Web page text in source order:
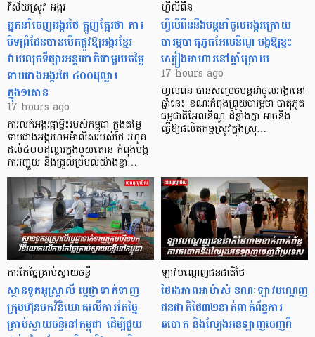
វិស័យស្រូវ អង្ករ
អ្នកនាំចេញអង្ករថៃ ត្អូញត្អែរថា ការ
បិទព្រំដែនបានបើកផ្លូវឱ្យអង្ករខ្មែរ
វាយលុកទីផ្សារអន្តរជាតិជាមួយតម្លៃ
ទាបជាងអង្ករថៃ ៤០០ដុល្លារ
ក្នុង១តោន
17 hours ago
ការលក់អង្ករផ្កាម្លិះរបស់កម្ពុជា ក្នុងតម្លៃ
ទាបជាងអង្ករហមម៉ាលិសរបស់ថៃ រហូត
ដល់៤០០ដុល្លារក្នុងមួយតោន កំពុងបង្ក
ការរញ្ជួយ និងជ្រួលច្របល់យ៉ាងខ្លា…
ហ្វីលីពីន
ហ្វីលីពីននឹងបន្តនាំចូលអង្ករក្រោយ
បារម្ភបាតុភូតអែលនីណូ បង្កឱ្យខ្វះ
ស្បៀងអាហារនៅឆ្នាំក្រោយ
17 hours ago
ហ្វីលីពីន បាន​សម្រេចបន្តនាំចូលអង្ករនៅ
ឆ្នាំនេះ ខណៈកំពុងព្រួយបារម្ភថា បាតុភូត
ធម្មជាតិអែលនីណូ ដ៏ខ្លាំងក្លា​ អាចនឹង
ធ្វើឱ្យផលិតកម្មស្រូវក្នុងស្រុ…
ការកែច្នៃគ្រាប់ស្វាយចន្ទី
ស្ថានទូតអូស្ត្រាលី ប្តេជ្ញាទាក់ទាញ
ក្រុមហ៊ុនមក​វិនិយោគលើការកែច្នៃ
គ្រាប់ស្វាយចន្ទីនៅកម្ពុជា ដើម្បីជួយ
ឡាវបណ្តេញជនជាតិថៃ
ថៃរងភាពអាម៉ាស់ ខណៈឡាវបណ្តេញ
ជនជាតិថៃ៣២នាក់ពាក់ព័ន្ធការ
ឆបោក និងល្បែងអនឡាញចេញពី